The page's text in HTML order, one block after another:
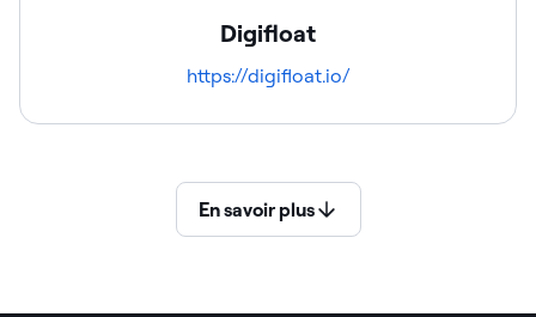
Digifloat
https://digifloat.io/
En savoir plus